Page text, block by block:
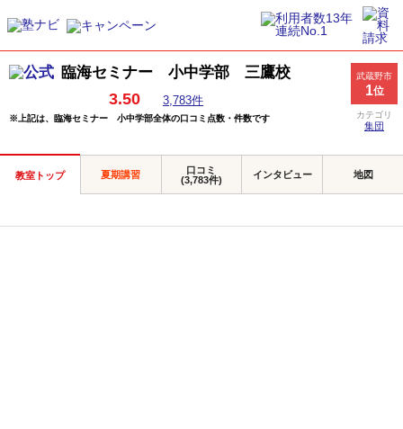
臨海セミナー 小中学部 三鷹校
3.50 3,783件
※上記は、臨海セミナー 小中学部全体の口コミ点数・件数です
武蔵野市
1位
カテゴリ
集団
教室トップ 夏期講習
口コミ
(3,783件)
インタビュー 地図